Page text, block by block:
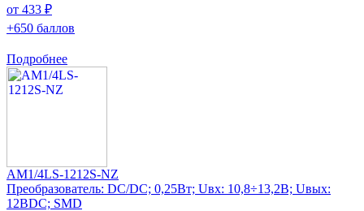
от 433 ₽
+650 баллов
Подробнее
AM1/4LS-1212S-NZ
Преобразователь: DC/DC; 0,25Вт; Uвх: 10,8÷13,2В; Uвых:
12ВDC; SMD